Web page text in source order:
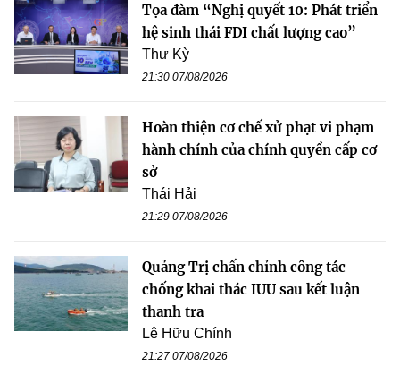
Tọa đàm “Nghị quyết 10: Phát triển
hệ sinh thái FDI chất lượng cao”
Thư Kỳ
21:30 07/08/2026
Hoàn thiện cơ chế xử phạt vi phạm
hành chính của chính quyền cấp cơ
sở
Thái Hải
21:29 07/08/2026
Quảng Trị chấn chỉnh công tác
chống khai thác IUU sau kết luận
thanh tra
Lê Hữu Chính
21:27 07/08/2026